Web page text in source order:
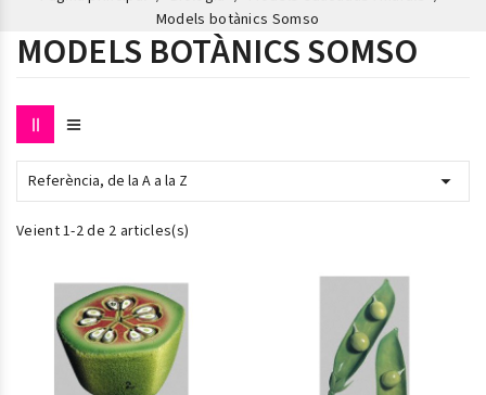
Models botànics Somso
MODELS BOTÀNICS SOMSO
Referència, de la A a la Z 
Veient 1-2 de 2 articles(s)